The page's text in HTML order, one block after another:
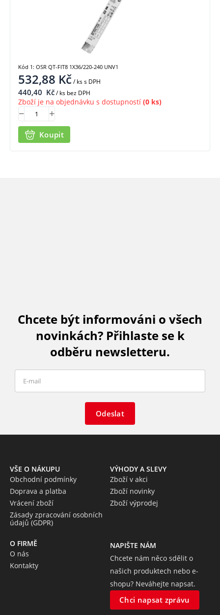
532,88 Kč/ kss DPH
440,40 Kč/ ks bez DPH
Zboží je na objednávku s dostupností (0 ks)
Koupit
Kód 1: OSR QT-FIT8 1X36/220-240 UNV1
Chcete být informováni o všech
novinkách? Přihlaste se k
odběru newsletteru.
Odeslat
VŠE O NÁKUPU
Obchodní podmínky
Doprava a platba
Vrácení zboží
Zásady zpracování osobních
údajů (GDPR)
VÝHODY A SLEVY
Zboží v akci
Zboží novinky
Zboží výprodej
O FIRMĚ
O nás
Kontakty
NAPIŠTE NÁM
Chcete nám něco sdělit o
našich produktech nebo e-
shopu? Neváhejte napsat.
Chci napsat zprávu